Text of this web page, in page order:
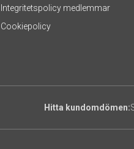
Integritetspolicy medlemmar
Cookiepolicy
Hitta kundomdömen: